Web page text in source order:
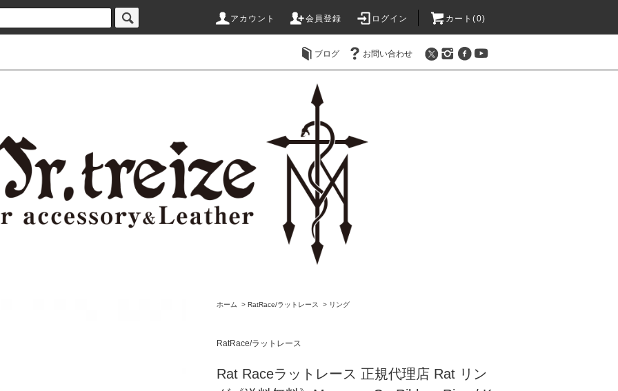
アカウント 会員登録 ログイン カート(0)
ブログ お問い合わせ
ホーム > RatRace/ラットレース > リング
RatRace/ラットレース
Rat Raceラットレース 正規代理店 Rat リン